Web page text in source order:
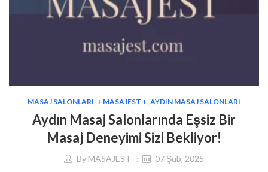
MASAJ SALONLARI, + MASAJEST +,AYDIN MASAJ SALONLARI
Aydın Masaj Salonlarında Eşsiz Bir
Masaj Deneyimi Sizi Bekliyor!
By MASAJEST 07 Şub, 2025